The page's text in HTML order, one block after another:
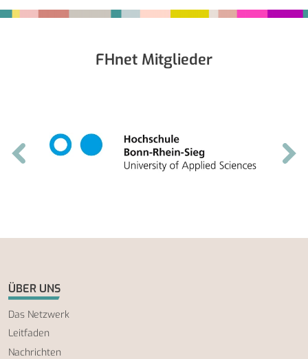
Fußbereich
FHnet Mitglieder
ÜBER UNS
Das Netzwerk
Leitfaden
Nachrichten